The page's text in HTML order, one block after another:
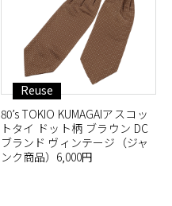
Reuse
80’s TOKIO KUMAGAIアスコッ
トタイ ドット柄 ブラウン DC
ブランド ヴィンテージ（ジャ
ンク商品）6,000円